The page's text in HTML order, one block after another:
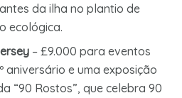
da ilha no plantio de
ecológica.
– £9.000 para eventos
aniversário e uma exposição
“90 Rostos”, que celebra 90